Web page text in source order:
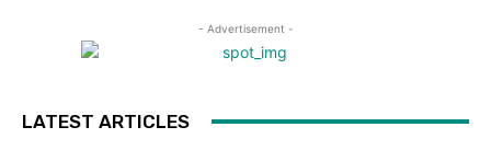
- Advertisement -
LATEST ARTICLES